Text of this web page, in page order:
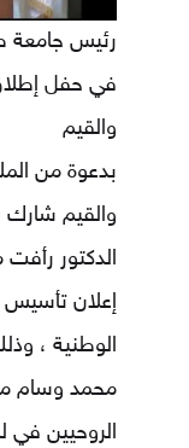
رئيس جامعة
في حفل
والقيم
بدعوة من
والقيم شارك
الدكتور
إعلان تأسيس
الوطنية ،
محمد وسام
الروحيين في